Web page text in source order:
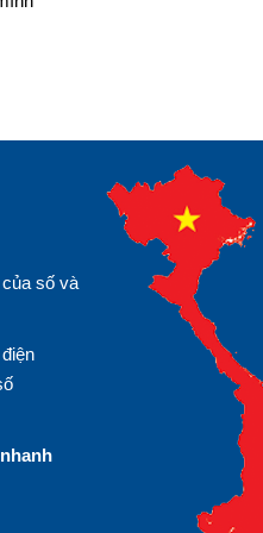
số và
nhanh